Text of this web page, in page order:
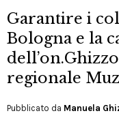
Garantire i
Bologna e la
regionale
Pubblicato da Manuela